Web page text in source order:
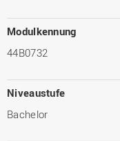
Modulkennung
44B0732
Niveaustufe
Bachelor